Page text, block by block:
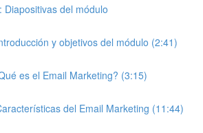
Diapositivas del módulo
y objetivos del módulo (2:41)
es el Email Marketing? (3:15)
del Email Marketing (11:44)